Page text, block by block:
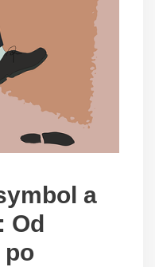
a
Od
po